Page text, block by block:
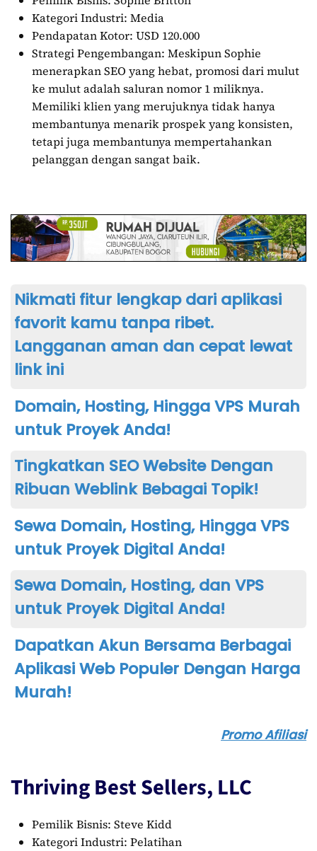
Kategori Industri: Media
Pendapatan Kotor: USD 120.000
Strategi Pengembangan: Meskipun Sophie
menerapkan SEO yang hebat, promosi dari mulut
ke mulut adalah saluran nomor 1 miliknya.
Memiliki klien yang merujuknya tidak hanya
membantunya menarik prospek yang konsisten,
tetapi juga membantunya mempertahankan
pelanggan dengan sangat baik.
Nikmati fitur lengkap dari aplikasi
favorit kamu tanpa ribet.
Langganan aman dan cepat lewat
link ini
Domain, Hosting, Hingga VPS Murah
untuk Proyek Anda!
Tingkatkan SEO Website Dengan
Ribuan Weblink Bebagai Topik!
Sewa Domain, Hosting, Hingga VPS
untuk Proyek Digital Anda!
Sewa Domain, Hosting, dan VPS
untuk Proyek Digital Anda!
Dapatkan Akun Bersama Berbagai
Aplikasi Web Populer Dengan Harga
Murah!
Promo Afiliasi
Thriving Best Sellers, LLC
Pemilik Bisnis: Steve Kidd
Kategori Industri: Pelatihan